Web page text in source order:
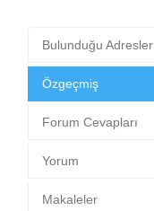
Bulunduğu Adresler
Özgeçmiş
Forum Cevapları
Yorum
Makaleler